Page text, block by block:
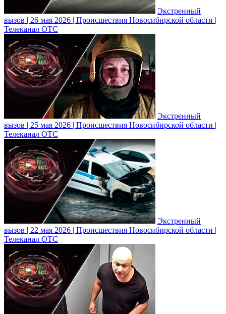
Экстренный
вызов | 26 мая 2026 | Происшествия Новосибирской области |
Телеканал ОТС
Экстренный
вызов | 25 мая 2026 | Происшествия Новосибирской области |
Телеканал ОТС
Экстренный
вызов | 22 мая 2026 | Происшествия Новосибирской области |
Телеканал ОТС